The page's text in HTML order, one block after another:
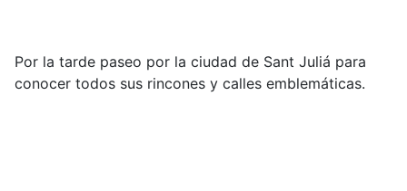
Por la tarde paseo por la ciudad de Sant Juliá para
conocer todos sus rincones y calles emblemáticas.